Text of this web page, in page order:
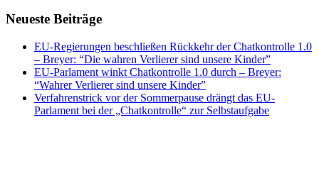
Neueste Beiträge
EU-Regierungen beschließen Rückkehr der Chatkontrolle 1.0
– Breyer: “Die wahren Verlierer sind unsere Kinder”
EU-Parlament winkt Chatkontrolle 1.0 durch – Breyer:
“Wahrer Verlierer sind unsere Kinder”
Verfahrenstrick vor der Sommerpause drängt das EU-
Parlament bei der „Chatkontrolle“ zur Selbstaufgabe